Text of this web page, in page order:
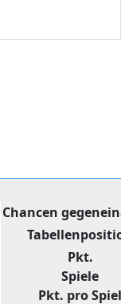
Chancen
Pkt.
Spiele
Pkt. pro Spiel